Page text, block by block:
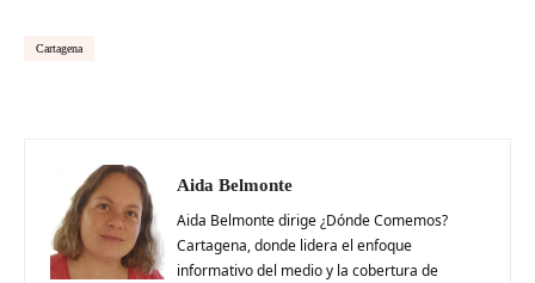
Cartagena
Aida Belmonte
Aida Belmonte dirige ¿Dónde Comemos?
Cartagena, donde lidera el enfoque
informativo del medio y la cobertura de